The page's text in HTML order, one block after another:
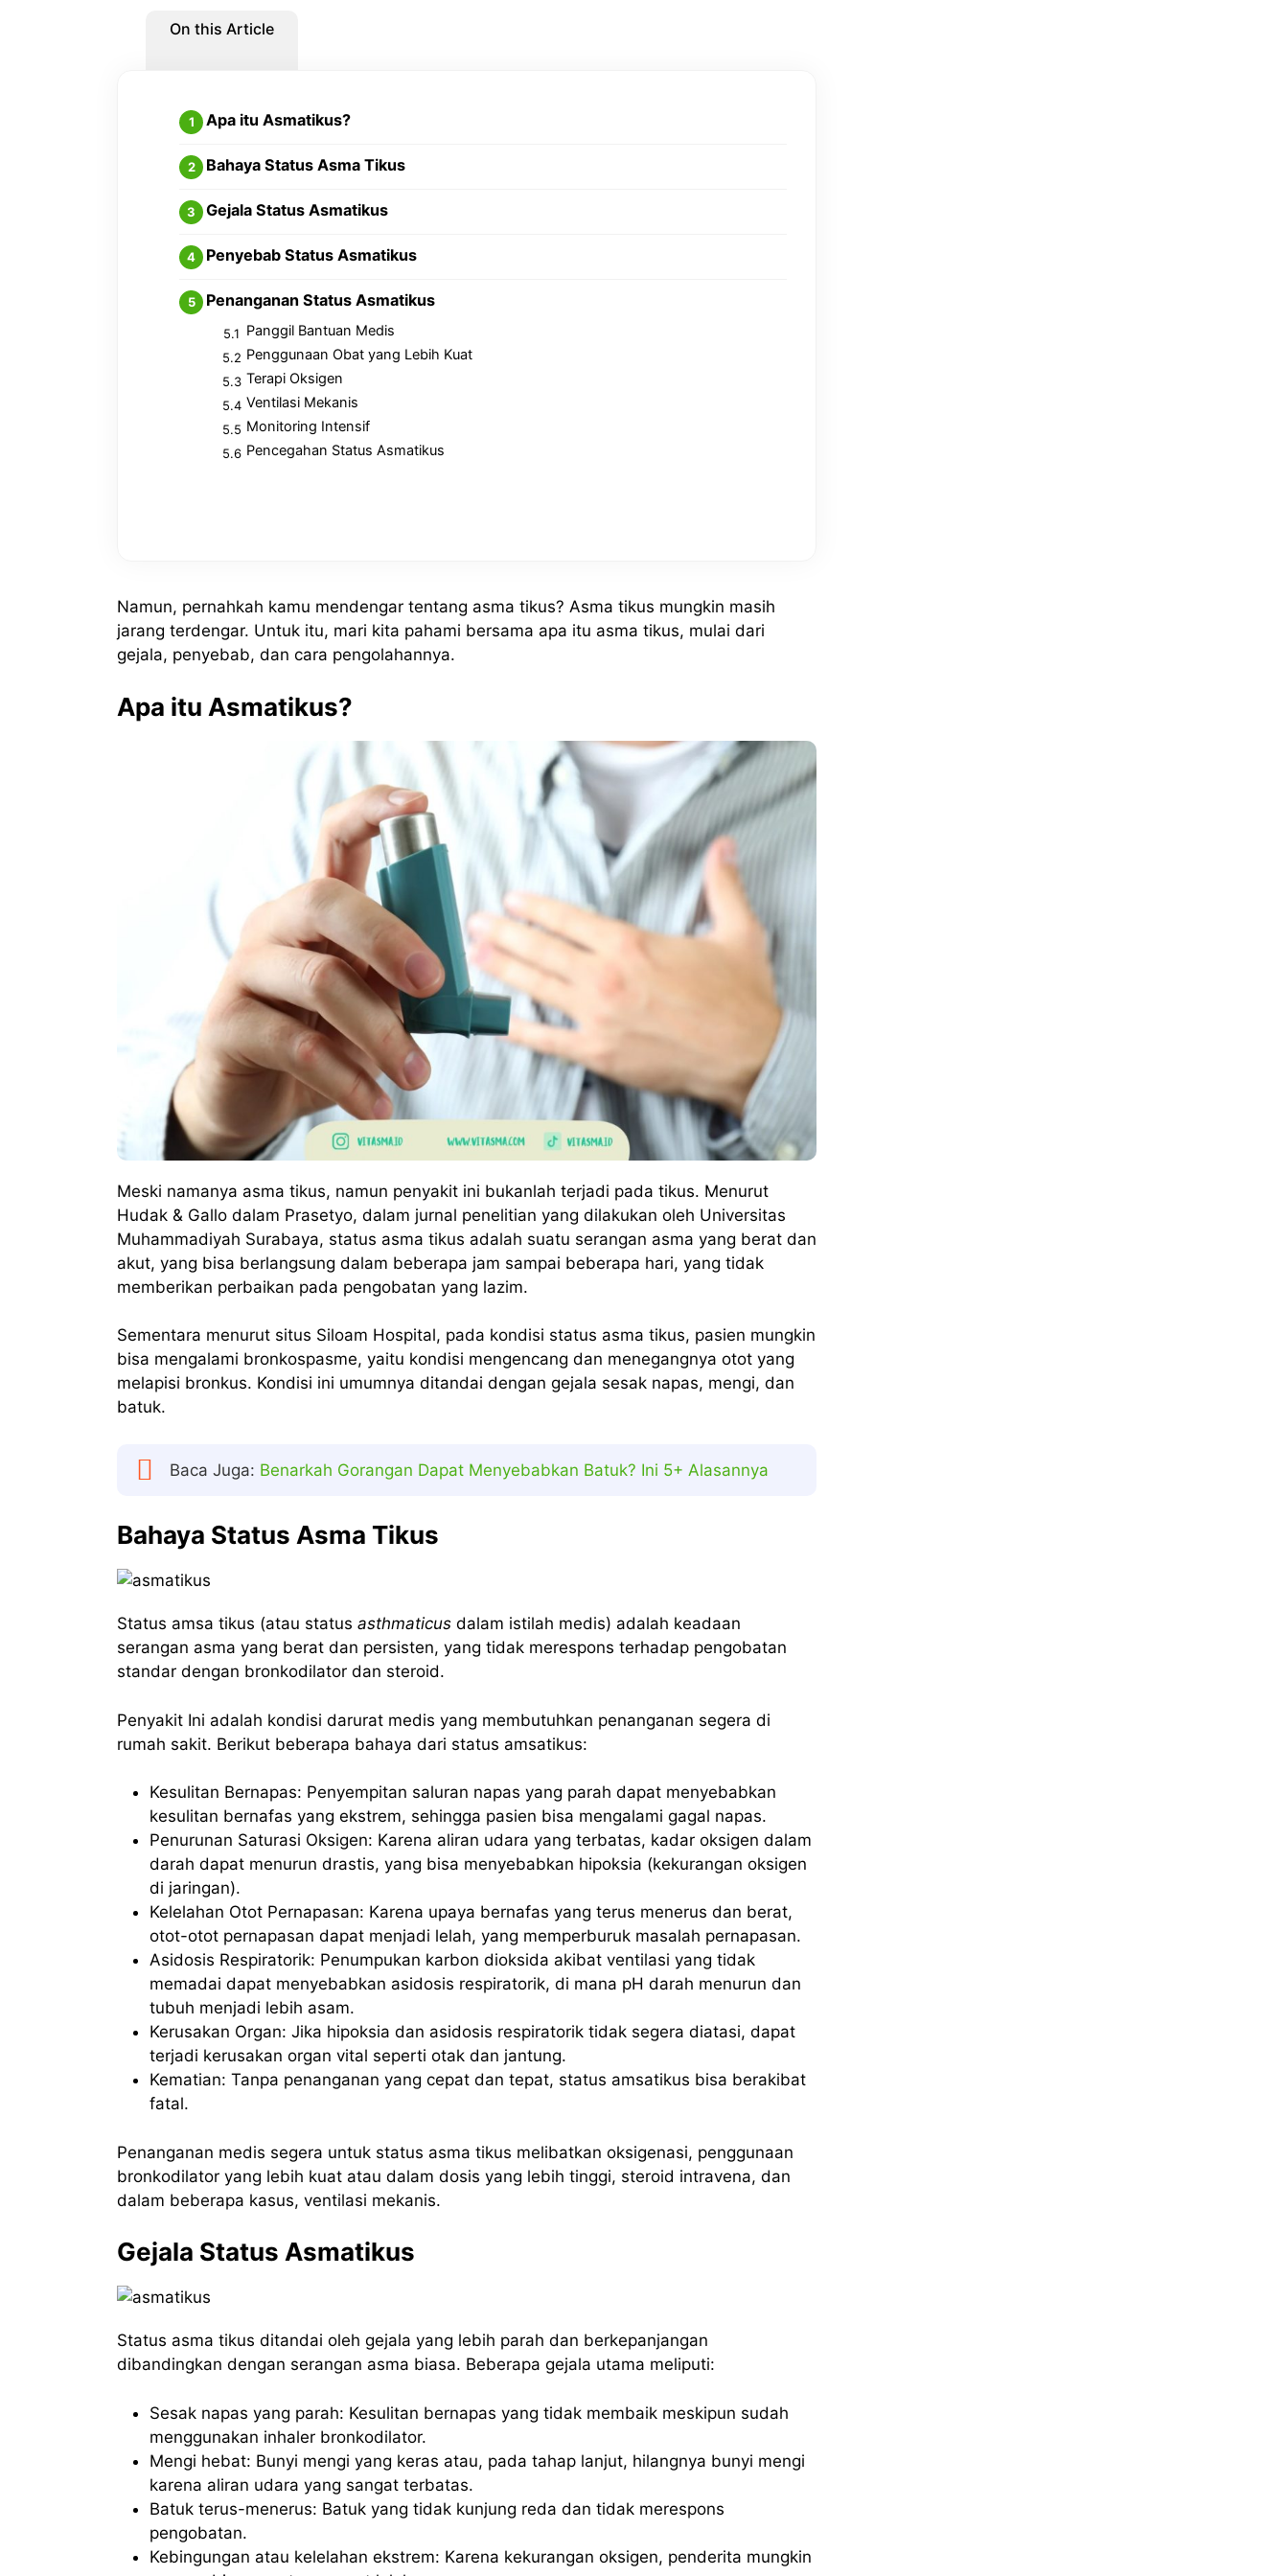
On this Article
Apa itu Asmatikus?
Bahaya Status Asma Tikus
Gejala Status Asmatikus
Penyebab Status Asmatikus
Penanganan Status Asmatikus
Panggil Bantuan Medis
Penggunaan Obat yang Lebih Kuat
Terapi Oksigen
Ventilasi Mekanis
Monitoring Intensif
Pencegahan Status Asmatikus
Namun, pernahkah kamu mendengar tentang asma tikus? Asma tikus mungkin masih
jarang terdengar. Untuk itu, mari kita pahami bersama apa itu asma tikus, mulai dari
gejala, penyebab, dan cara pengolahannya.
Apa itu Asmatikus?
Meski namanya asma tikus, namun penyakit ini bukanlah terjadi pada tikus. Menurut
Hudak & Gallo dalam Prasetyo, dalam jurnal penelitian yang dilakukan oleh Universitas
Muhammadiyah Surabaya, status asma tikus adalah suatu serangan asma yang berat dan
akut, yang bisa berlangsung dalam beberapa jam sampai beberapa hari, yang tidak
memberikan perbaikan pada pengobatan yang lazim.
Sementara menurut situs Siloam Hospital, pada kondisi status asma tikus, pasien mungkin
bisa mengalami bronkospasme, yaitu kondisi mengencang dan menegangnya otot yang
melapisi bronkus. Kondisi ini umumnya ditandai dengan gejala sesak napas, mengi, dan
batuk.
Baca Juga: Benarkah Gorangan Dapat Menyebabkan Batuk? Ini 5+ Alasannya
Bahaya Status Asma Tikus
Status amsa tikus (atau status asthmaticus dalam istilah medis) adalah keadaan
serangan asma yang berat dan persisten, yang tidak merespons terhadap pengobatan
standar dengan bronkodilator dan steroid.
Penyakit Ini adalah kondisi darurat medis yang membutuhkan penanganan segera di
rumah sakit. Berikut beberapa bahaya dari status amsatikus:
Kesulitan Bernapas: Penyempitan saluran napas yang parah dapat menyebabkan
kesulitan bernafas yang ekstrem, sehingga pasien bisa mengalami gagal napas.
Penurunan Saturasi Oksigen: Karena aliran udara yang terbatas, kadar oksigen dalam
darah dapat menurun drastis, yang bisa menyebabkan hipoksia (kekurangan oksigen
di jaringan).
Kelelahan Otot Pernapasan: Karena upaya bernafas yang terus menerus dan berat,
otot-otot pernapasan dapat menjadi lelah, yang memperburuk masalah pernapasan.
Asidosis Respiratorik: Penumpukan karbon dioksida akibat ventilasi yang tidak
memadai dapat menyebabkan asidosis respiratorik, di mana pH darah menurun dan
tubuh menjadi lebih asam.
Kerusakan Organ: Jika hipoksia dan asidosis respiratorik tidak segera diatasi, dapat
terjadi kerusakan organ vital seperti otak dan jantung.
Kematian: Tanpa penanganan yang cepat dan tepat, status amsatikus bisa berakibat
fatal.
Penanganan medis segera untuk status asma tikus melibatkan oksigenasi, penggunaan
bronkodilator yang lebih kuat atau dalam dosis yang lebih tinggi, steroid intravena, dan
dalam beberapa kasus, ventilasi mekanis.
Gejala Status Asmatikus
Status asma tikus ditandai oleh gejala yang lebih parah dan berkepanjangan
dibandingkan dengan serangan asma biasa. Beberapa gejala utama meliputi:
Sesak napas yang parah: Kesulitan bernapas yang tidak membaik meskipun sudah
menggunakan inhaler bronkodilator.
Mengi hebat: Bunyi mengi yang keras atau, pada tahap lanjut, hilangnya bunyi mengi
karena aliran udara yang sangat terbatas.
Batuk terus-menerus: Batuk yang tidak kunjung reda dan tidak merespons
pengobatan.
Kebingungan atau kelelahan ekstrem: Karena kekurangan oksigen, penderita mungkin